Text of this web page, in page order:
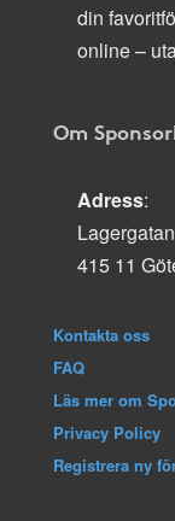
din
online –
Om
Adress:
415 11
Kontakta oss
FAQ
Läs mer om
Privacy Policy
Registrera ny